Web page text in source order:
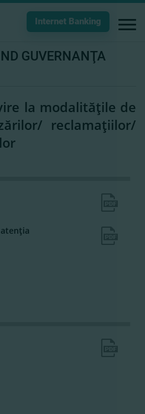
Internet Banking
GUVERNANŢA
la modalităţile de
reclamaţiilor/